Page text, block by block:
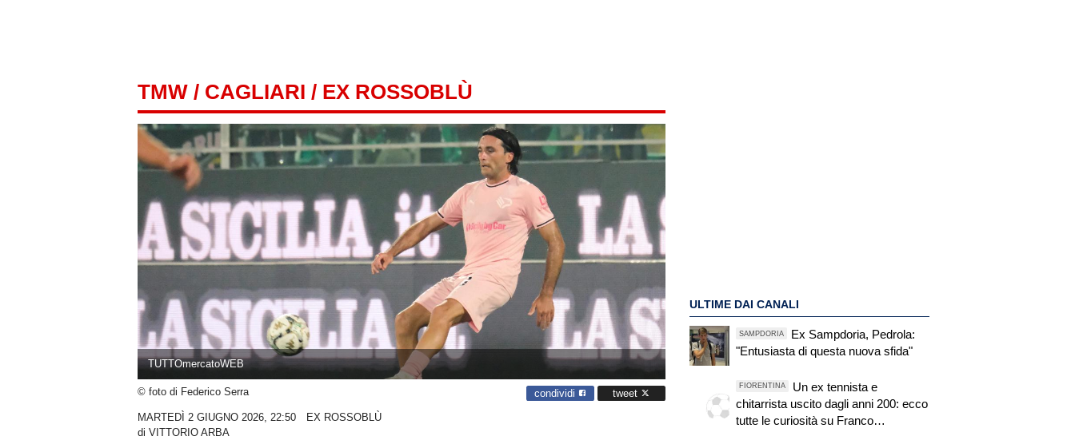
TMW / CAGLIARI / EX ROSSOBLÙ
TUTTOmercatoWEB
© foto di Federico Serra condividi tweet
MARTEDÌ 2 GIUGNO 2026, 22:50
EX ROSSOBLÙ
di VITTORIO ARBA
ULTIME DAI CANALI
SAMPDORIA
Ex Sampdoria, Pedrola:
"Entusiasta di questa nuova sfida"
FIORENTINA
Un ex tennista e
chitarrista uscito dagli anni 200: ecco
tutte le curiosità su Franco